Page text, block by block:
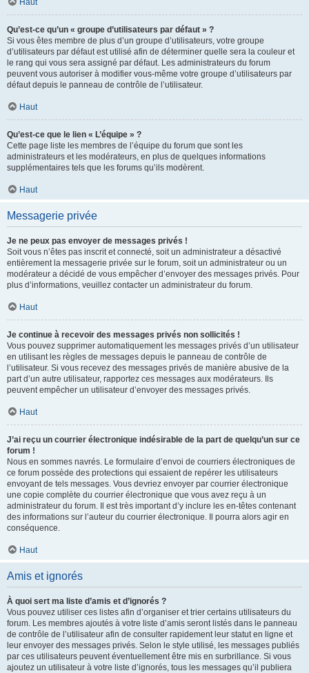
Haut
Qu’est-ce qu’un « groupe d’utilisateurs par défaut » ?
Si vous êtes membre de plus d’un groupe d’utilisateurs, votre groupe
d’utilisateurs par défaut est utilisé afin de déterminer quelle sera la couleur et
le rang qui vous sera assigné par défaut. Les administrateurs du forum
peuvent vous autoriser à modifier vous-même votre groupe d’utilisateurs par
défaut depuis le panneau de contrôle de l’utilisateur.
Haut
Qu’est-ce que le lien « L’équipe » ?
Cette page liste les membres de l’équipe du forum que sont les
administrateurs et les modérateurs, en plus de quelques informations
supplémentaires tels que les forums qu’ils modèrent.
Haut
Messagerie privée
Je ne peux pas envoyer de messages privés !
Soit vous n’êtes pas inscrit et connecté, soit un administrateur a désactivé
entièrement la messagerie privée sur le forum, soit un administrateur ou un
modérateur a décidé de vous empêcher d’envoyer des messages privés. Pour
plus d’informations, veuillez contacter un administrateur du forum.
Haut
Je continue à recevoir des messages privés non sollicités !
Vous pouvez supprimer automatiquement les messages privés d’un utilisateur
en utilisant les règles de messages depuis le panneau de contrôle de
l’utilisateur. Si vous recevez des messages privés de manière abusive de la
part d’un autre utilisateur, rapportez ces messages aux modérateurs. Ils
peuvent empêcher un utilisateur d’envoyer des messages privés.
Haut
J’ai reçu un courrier électronique indésirable de la part de quelqu’un sur ce
forum !
Nous en sommes navrés. Le formulaire d’envoi de courriers électroniques de
ce forum possède des protections qui essaient de repérer les utilisateurs
envoyant de tels messages. Vous devriez envoyer par courrier électronique
une copie complète du courrier électronique que vous avez reçu à un
administrateur du forum. Il est très important d’y inclure les en-têtes contenant
des informations sur l’auteur du courrier électronique. Il pourra alors agir en
conséquence.
Haut
Amis et ignorés
À quoi sert ma liste d’amis et d’ignorés ?
Vous pouvez utiliser ces listes afin d’organiser et trier certains utilisateurs du
forum. Les membres ajoutés à votre liste d’amis seront listés dans le panneau
de contrôle de l’utilisateur afin de consulter rapidement leur statut en ligne et
leur envoyer des messages privés. Selon le style utilisé, les messages publiés
par ces utilisateurs peuvent éventuellement être mis en surbrillance. Si vous
ajoutez un utilisateur à votre liste d’ignorés, tous les messages qu’il publiera